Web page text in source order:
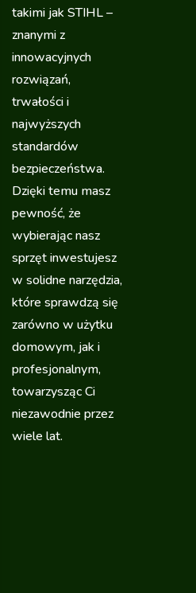
takimi jak STIHL –
znanymi z
innowacyjnych
rozwiązań,
trwałości i
najwyższych
standardów
bezpieczeństwa.
Dzięki temu masz
pewność, że
wybierając nasz
sprzęt inwestujesz
w solidne narzędzia,
które sprawdzą się
zarówno w użytku
domowym, jak i
profesjonalnym,
towarzysząc Ci
niezawodnie przez
wiele lat.